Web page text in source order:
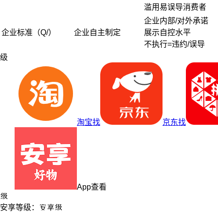
滥用易误导消费者
企业标准（Q/） 企业自主制定
企业内部/对外承诺
展示自控水平
不执行=违约/误导
级
淘宝找 京东找
App查看
级
安享等级： 安享级